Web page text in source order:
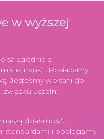
w wyższej
są zgodnie z
nauki . Posiadamy
Jesteśmy wpisani do
związku uczelni
działalność
standardami i podlegamy